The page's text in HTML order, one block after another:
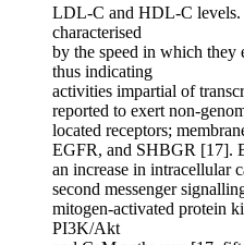
LDL-C and HDL-C levels.
characterised
by the speed in which they
thus indicating
activities impartial of
reported to exert non-
located receptors;
EGFR, and SHBGR [17].
an increase in intracellular
second messenger
mitogen-activated protein
PI3K/Akt